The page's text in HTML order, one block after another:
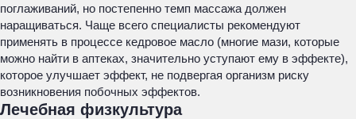
поглаживаний, но постепенно темп массажа должен
наращиваться. Чаще всего специалисты рекомендуют
применять в процессе кедровое масло (многие мази, которые
можно найти в аптеках, значительно уступают ему в эффекте),
которое улучшает эффект, не подвергая организм риску
возникновения побочных эффектов.
Лечебная физкультура